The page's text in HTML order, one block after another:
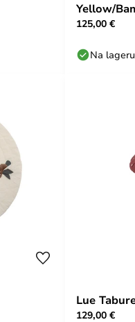
Yellow/
125,00 €
Na lageru
Lue
129,00 €